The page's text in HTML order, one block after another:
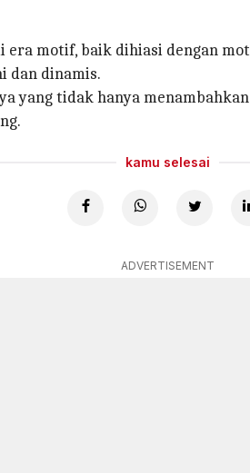
era motif, baik dihiasi dengan
dan dinamis.
yang tidak hanya
kamu selesai
ADVERTISEMENT